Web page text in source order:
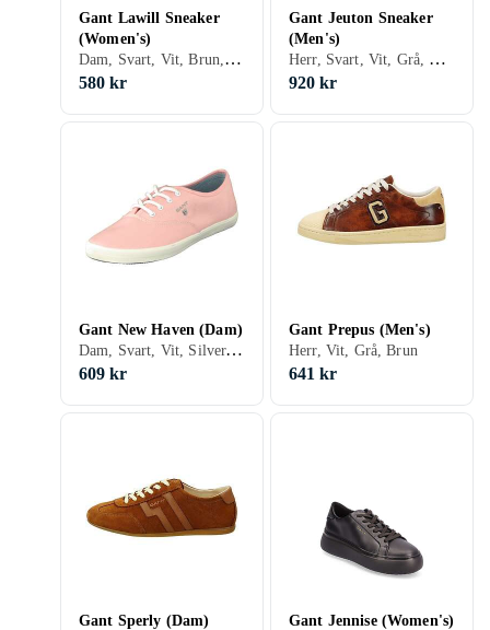
Gant Lawill Sneaker
(Women's)
Dam, Svart, Vit, Brun, Beige
580 kr
Gant Jeuton Sneaker
(Men's)
Herr, Svart, Vit, Grå, Brun, Beige
920 kr
Gant New Haven (Dam)
Dam, Svart, Vit, Silver, Grå, Turkos, Blå, Röd, Orange, Grön, Beige, Rosa, Lila, Khaki, Snöre
609 kr
Gant Prepus (Men's)
Herr, Vit, Grå, Brun
641 kr
Gant Sperly (Dam)
Gant Jennise (Women's)